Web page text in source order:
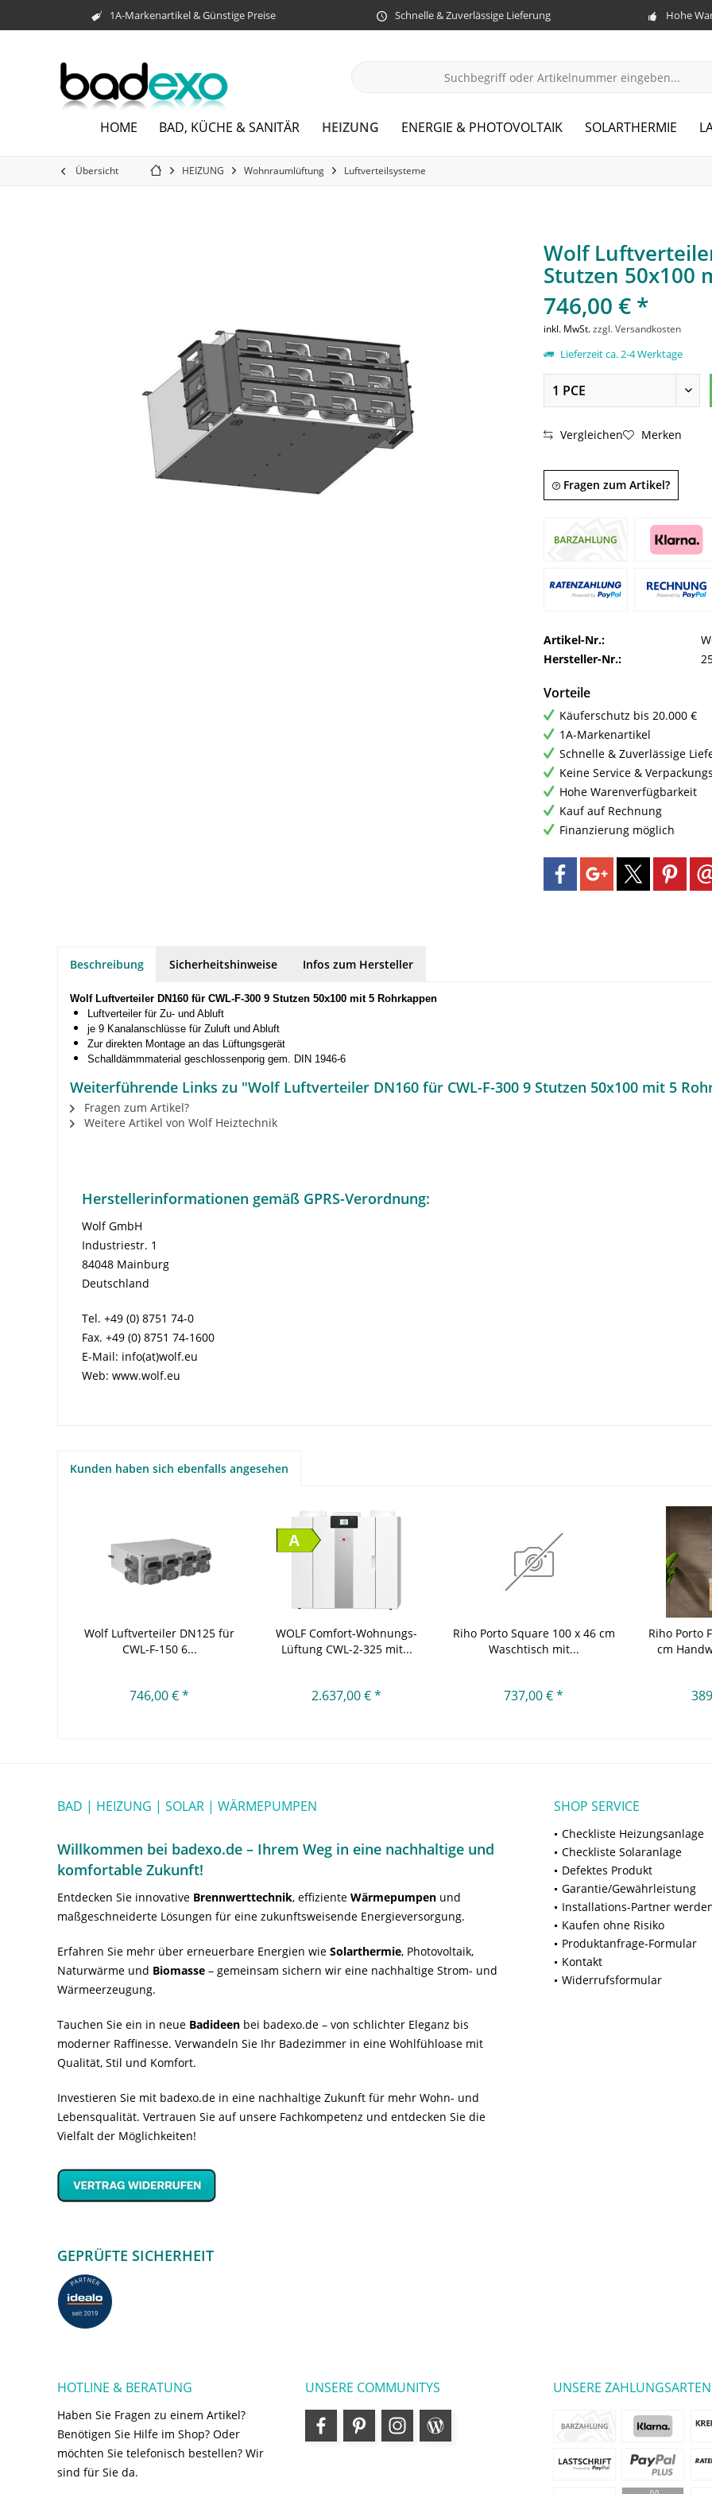
1A-Markenartikel & Günstige Preise Schnelle & Zuverlässige Lieferung Hohe
HOME BAD, KÜCHE & SANITÄR HEIZUNG ENERGIE & PHOTOVOLTAIK SOLARTHERMIE
Übersicht HEIZUNG Wohnraumlüftung Luftverteilsysteme
Wolf
Stutzen 50x100
746,00 € *
inkl. MwSt.zzgl. Versandkosten
Lieferzeit ca. 2-4 Werktage
Vergleichen Merken
Fragen zum Artikel?
Artikel-Nr.:
Hersteller-Nr.:
Vorteile
Käuferschutz bis 20.000 €
1A-Markenartikel
Schnelle & Zuverlässige
Keine Service &
Hohe Warenverfügbarkeit
Kauf auf Rechnung
Finanzierung möglich
Beschreibung Sicherheitshinweise Infos zum Hersteller
Wolf Luftverteiler DN160 für CWL-F-300 9 Stutzen 50x100 mit 5 Rohrkappen
Luftverteiler für Zu- und Abluft
je 9 Kanalanschlüsse für Zuluft und Abluft
Zur direkten Montage an das Lüftungsgerät
Schalldämmmaterial geschlossenporig gem. DIN 1946-6
Weiterführende Links zu "Wolf Luftverteiler DN160 für CWL-F-300 9 Stutzen 50x100 mit 5
Fragen zum Artikel?
Weitere Artikel von Wolf Heiztechnik
Herstellerinformationen gemäß GPRS-Verordnung:
Wolf GmbH
Industriestr. 1
84048 Mainburg
Deutschland
Tel. +49 (0) 8751 74-0
Fax. +49 (0) 8751 74-1600
E-Mail: info(at)wolf.eu
Web: www.wolf.eu
Kunden haben sich ebenfalls angesehen
Wolf Luftverteiler DN125 für
CWL-F-150 6...
746,00 € *
A
WOLF Comfort-Wohnungs-
Lüftung CWL-2-325 mit...
2.637,00 € *
Riho Porto Square 100 x 46 cm
Waschtisch mit...
737,00 € *
Riho Porto
cm
BAD | HEIZUNG | SOLAR | WÄRMEPUMPEN
Willkommen bei badexo.de – Ihrem Weg in eine nachhaltige und
komfortable Zukunft!
Entdecken Sie innovative Brennwerttechnik, effiziente Wärmepumpen und
maßgeschneiderte Lösungen für eine zukunftsweisende Energieversorgung.
Erfahren Sie mehr über erneuerbare Energien wie Solarthermie, Photovoltaik,
Naturwärme und Biomasse – gemeinsam sichern wir eine nachhaltige Strom- und
Wärmeerzeugung.
Tauchen Sie ein in neue Badideen bei badexo.de – von schlichter Eleganz bis
moderner Raffinesse. Verwandeln Sie Ihr Badezimmer in eine Wohlfühloase mit
Qualität, Stil und Komfort.
Investieren Sie mit badexo.de in eine nachhaltige Zukunft für mehr Wohn- und
Lebensqualität. Vertrauen Sie auf unsere Fachkompetenz und entdecken Sie die
Vielfalt der Möglichkeiten!
GEPRÜFTE SICHERHEIT
SHOP SERVICE
Checkliste Heizungsanlage
Checkliste Solaranlage
Defektes Produkt
Garantie/Gewährleistung
Installations-Partner
Kaufen ohne Risiko
Produktanfrage-Formular
Kontakt
Widerrufsformular
HOTLINE & BERATUNG
Haben Sie Fragen zu einem Artikel?
Benötigen Sie Hilfe im Shop? Oder
möchten Sie telefonisch bestellen? Wir
sind für Sie da.
UNSERE COMMUNITYS UNSERE ZAHLUNGSARTEN